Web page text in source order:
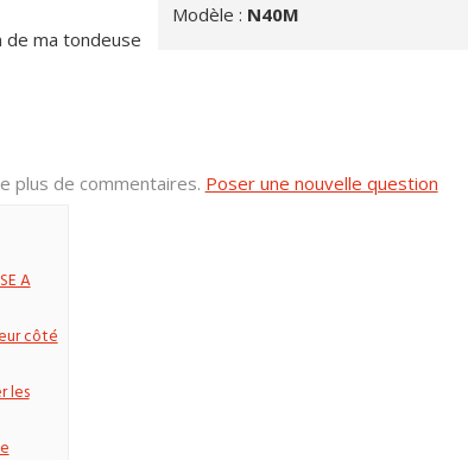
Modèle : N40M
ma tondeuse
plus de commentaires. Poser une nouvelle question
A
côté
les